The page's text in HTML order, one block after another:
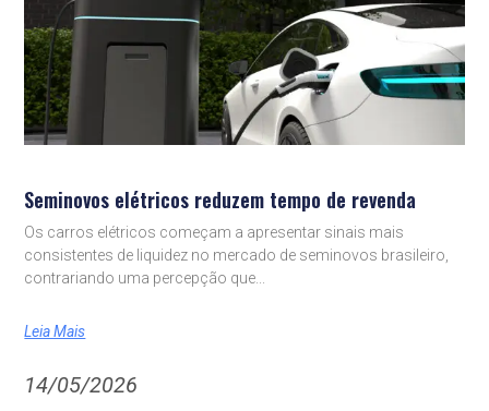
Seminovos elétricos reduzem tempo de revenda
Os carros elétricos começam a apresentar sinais mais
consistentes de liquidez no mercado de seminovos brasileiro,
contrariando uma percepção que
Leia Mais
14/05/2026